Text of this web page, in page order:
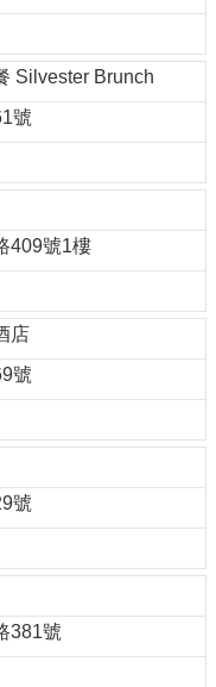
Silvester Brunch
號
409號1樓
店
號
號
381號